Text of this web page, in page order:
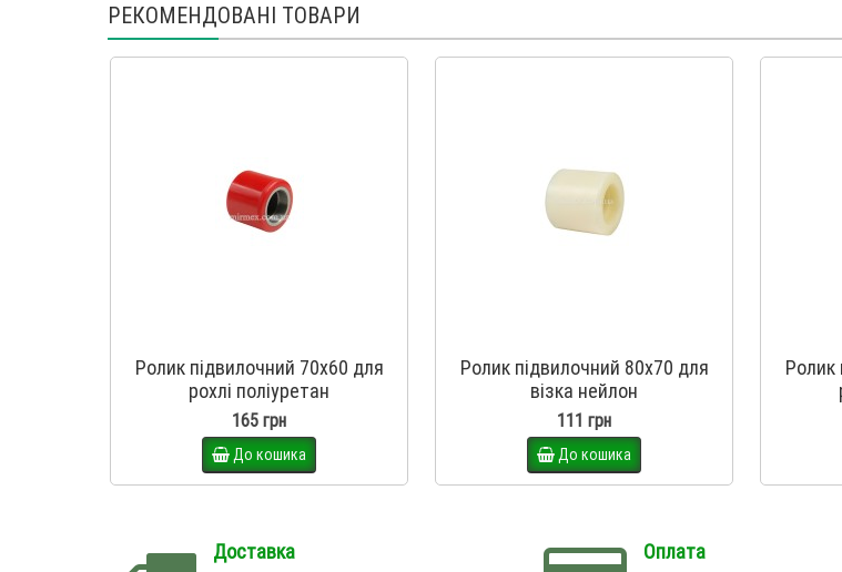
РЕКОМЕНДОВАНІ ТОВАРИ
Ролик підвилочний 70х60 для
рохлі поліуретан
165 грн
До кошика
Ролик підвилочний 80х70 для
візка нейлон
111 грн
До кошика
Ролик
Доставка Оплата